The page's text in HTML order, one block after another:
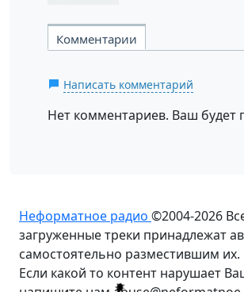
Комментарии
Написать комментарий
Нет комментариев. Ваш будет
Неформатное радио ©2004-2026
загруженные треки принадлежат
самостоятельно разместившим их.
Если какой то контент нарушает